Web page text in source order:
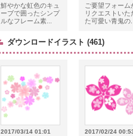
鮮やかな虹色のキュ
ーブで囲ったシンプ
ルなフレーム素...
ご要望フォーム
リクエストいた
た可愛い青鬼の
ダウンロードイラスト (461)
2017/03/14 01:01 2017/02/24